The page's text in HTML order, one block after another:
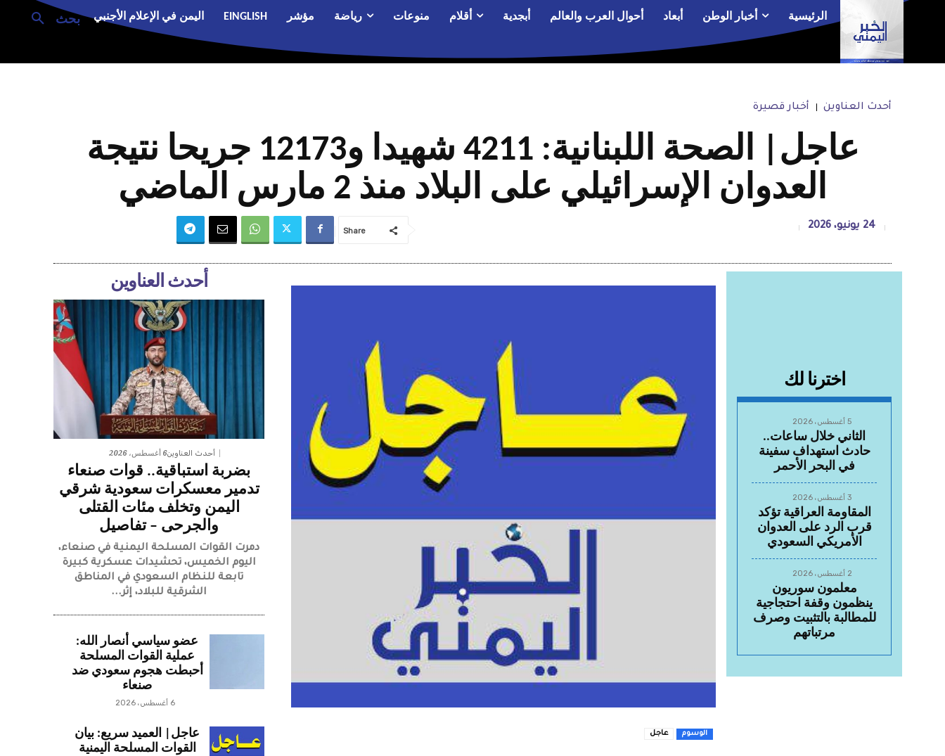
بحث الرئيسية أخبار الوطن أبعاد أحوال العرب والعالم أبجدية أقلام منوعات رياضة مؤشر EINGLISH اليمن في الإعلام الأجنبي
أحدث العناوين أخبار قصيرة
عاجل| الصحة اللبنانية: 4211 شهيدا و12173 جريحا نتيجة
العدوان الإسرائيلي على البلاد منذ 2 مارس الماضي
24 يونيو، 2026 Share
اخترنا لك
5 أغسطس، 2026
الثاني خلال ساعات..
حادث استهداف سفينة
في البحر الأحمر
3 أغسطس، 2026
المقاومة العراقية تؤكد
قرب الرد على العدوان
الأمريكي السعودي
2 أغسطس، 2026
معلمون سوريون
ينظمون وقفة احتجاجية
للمطالبة بالتثبيت وصرف
مرتباتهم
الوسوم عاجل
أحدث العناوين
أحدث العناوين6 أغسطس، 2026
بضربة استباقية.. قوات صنعاء
تدمير معسكرات سعودية شرقي
اليمن وتخلف مئات القتلى
والجرحى – تفاصيل
دمرت القوات المسلحة اليمنية في صنعاء،
اليوم الخميس، تحشيدات عسكرية كبيرة
تابعة للنظام السعودي في المناطق
الشرقية للبلاد، إثر...
عضو سياسي أنصار الله:
عملية القوات المسلحة
أحبطت هجوم سعودي ضد
صنعاء
6 أغسطس، 2026
عاجل| العميد سريع: بيان
القوات المسلحة اليمنية